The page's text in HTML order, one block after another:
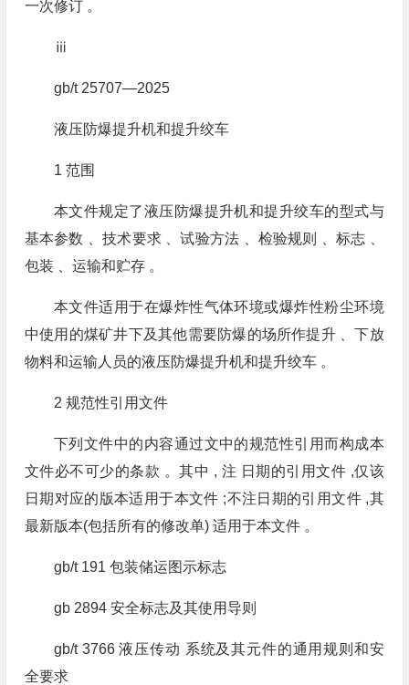
一次修订 。
ⅲ
gb/t 25707—2025
液压防爆提升机和提升绞车
1 范围
本文件规定了液压防爆提升机和提升绞车的型式与
基本参数 、技术要求 、试验方法 、检验规则 、标志 、
包装 、运输和贮存 。
本文件适用于在爆炸性气体环境或爆炸性粉尘环境
中使用的煤矿井下及其他需要防爆的场所作提升 、下放
物料和运输人员的液压防爆提升机和提升绞车 。
2 规范性引用文件
下列文件中的内容通过文中的规范性引用而构成本
文件必不可少的条款 。其中 , 注 日期的引用文件 ,仅该
日期对应的版本适用于本文件 ;不注日期的引用文件 ,其
最新版本(包括所有的修改单) 适用于本文件 。
gb/t 191 包装储运图示标志
gb 2894 安全标志及其使用导则
gb/t 3766 液压传动 系统及其元件的通用规则和安
全要求